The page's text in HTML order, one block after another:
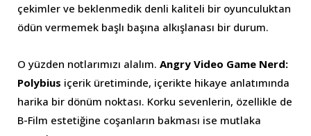
çekimler ve beklenmedik denli kaliteli bir oyunculuktan
ödün vermemek başlı başına alkışlanası bir durum.
O yüzden notlarımızı alalım. Angry Video Game Nerd:
Polybius içerik üretiminde, içerikte hikaye anlatımında
harika bir dönüm noktası. Korku sevenlerin, özellikle de
B-Film estetiğine coşanların bakması ise mutlaka